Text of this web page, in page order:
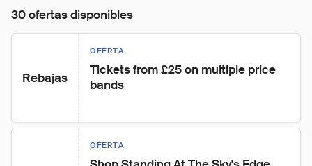
30 ofertas disponibles
Rebajas
OFERTA
Tickets from £25 on multiple price
bands
OFERTA